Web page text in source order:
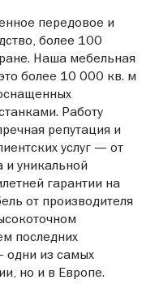
передовое и
более 100
Наша мебельная
более 10 000 кв. м
Работу
репутация и
услуг — от
и уникальной
гарантии на
от производителя
последних
одни из самых
но и в Европе.